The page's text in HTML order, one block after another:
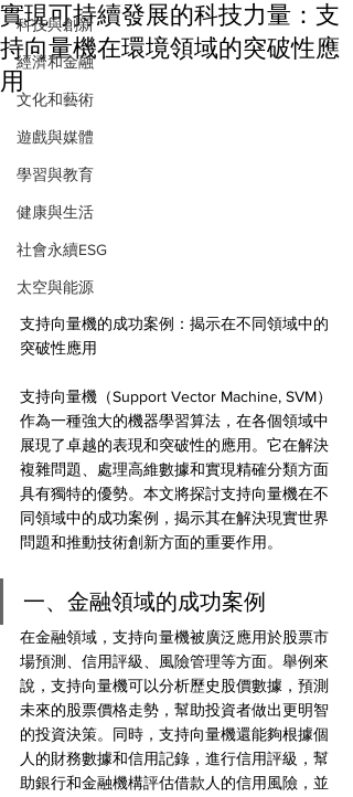
科技與創新
經濟和金融
文化和藝術
遊戲與媒體
學習與教育
健康與生活
社會永續ESG
太空與能源
實現可持續發展的科技力量：支
持向量機在環境領域的突破性應
用
支持向量機的成功案例：揭示在不同領域中的
突破性應用
支持向量機（Support Vector Machine, SVM）
作為一種強大的機器學習算法，在各個領域中
展現了卓越的表現和突破性的應用。它在解決
複雜問題、處理高維數據和實現精確分類方面
具有獨特的優勢。本文將探討支持向量機在不
同領域中的成功案例，揭示其在解決現實世界
問題和推動技術創新方面的重要作用。
一、金融領域的成功案例
在金融領域，支持向量機被廣泛應用於股票市
場預測、信用評級、風險管理等方面。舉例來
說，支持向量機可以分析歷史股價數據，預測
未來的股票價格走勢，幫助投資者做出更明智
的投資決策。同時，支持向量機還能夠根據個
人的財務數據和信用記錄，進行信用評級，幫
助銀行和金融機構評估借款人的信用風險，並